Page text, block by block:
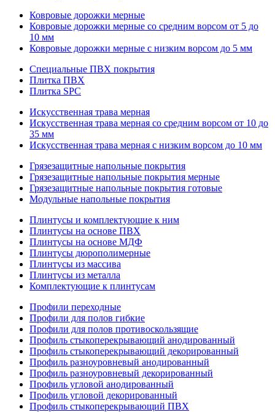
Ковровые дорожки мерные
Ковровые дорожки мерные со средним ворсом от 5 до
10 мм
Ковровые дорожки мерные с низким ворсом до 5 мм
Специальные ПВХ покрытия
Плитка ПВХ
Плитка SPC
Искуccтвенная трава мерная
Искусственная трава мерная со средним ворсом от 10 до
35 мм
Искусственная трава мерная с низким ворсом до 10 мм
Грязезащитные напольные покрытия
Грязезащитные напольные покрытия мерные
Грязезащитные напольные покрытия готовые
Модульные напольные покрытия
Плинтусы и комплектующие к ним
Плинтусы на основе ПВХ
Плинтусы на основе МДФ
Плинтусы дюрополимерные
Плинтусы из массива
Плинтусы из металла
Комплектующие к плинтусам
Профили переходные
Профили для полов гибкие
Профили для полов противоскользящие
Профиль стыкоперекрывающий анодированный
Профиль стыкоперекрывающий декорированный
Профиль разноуровневый анодированный
Профиль разноуровневый декорированный
Профиль угловой анодированный
Профиль угловой декорированный
Профиль стыкоперекрывающий ПВХ